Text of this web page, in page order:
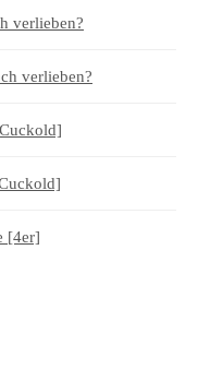
verlieben?
verlieben?
[4er]